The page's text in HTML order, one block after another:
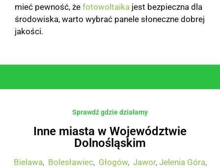
mieć pewność, że fotowoltaika jest bezpieczna dla
środowiska, warto wybrać panele słoneczne dobrej
jakości.
Sprawdź gdzie działamy
Inne miasta w Województwie
Dolnośląskim
Bielawa, Bolesławiec, Głogów, Jawor, Jelenia Góra,